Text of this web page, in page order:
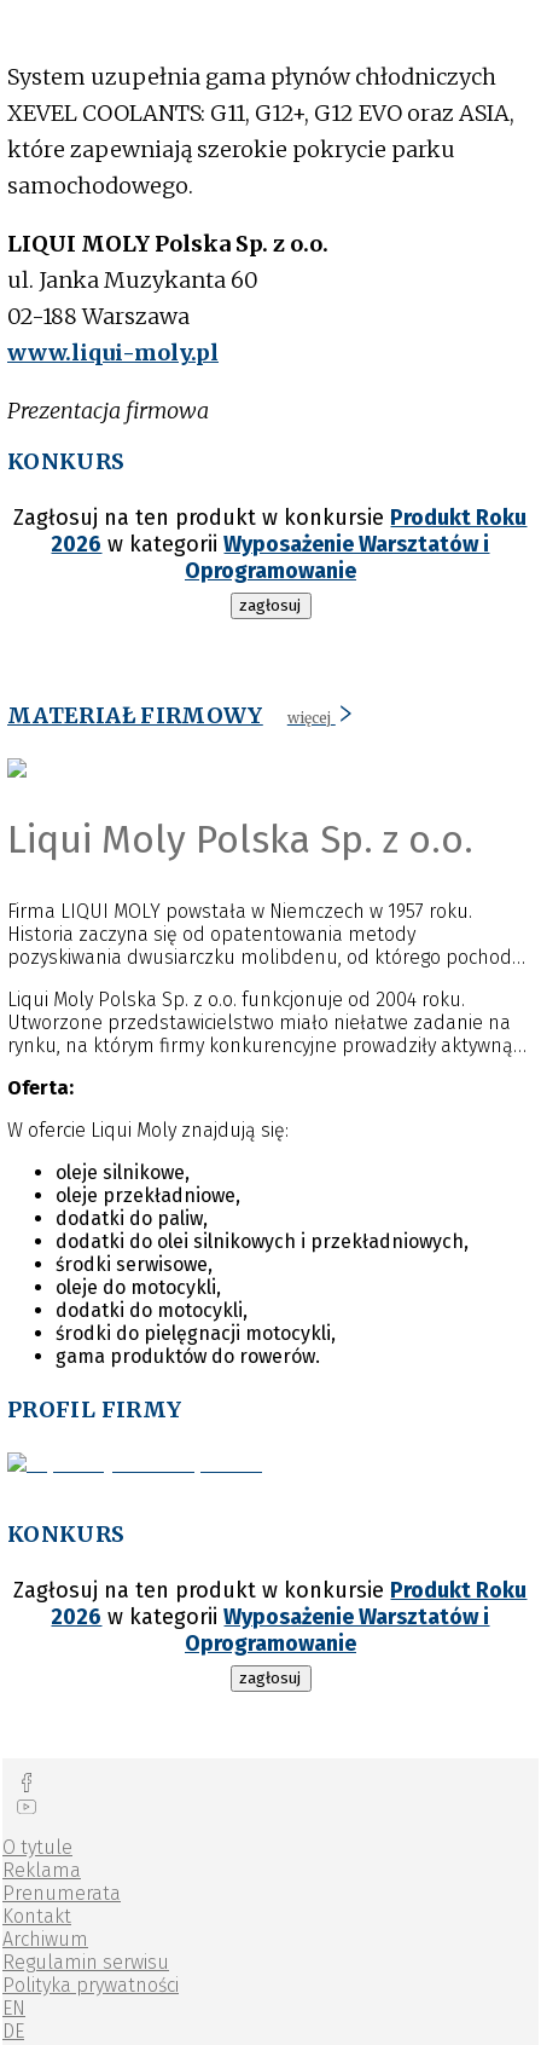
System uzupełnia gama płynów chłodniczych
XEVEL COOLANTS: G11, G12+, G12 EVO oraz ASIA,
które zapewniają szerokie pokrycie parku
samochodowego.
LIQUI MOLY Polska Sp. z o.o.
ul. Janka Muzykanta 60
02-188 Warszawa
www.liqui-moly.pl
Prezentacja firmowa
KONKURS
Zagłosuj na ten produkt w konkursie Produkt Roku
2026 w kategorii Wyposażenie Warsztatów i
Oprogramowanie
zagłosuj
MATERIAŁ FIRMOWY więcej
Liqui Moly Polska Sp. z o.o.
Firma LIQUI MOLY powstała w Niemczech w 1957 roku.
Historia zaczyna się od opatentowania metody
pozyskiwania dwusiarczku molibdenu, od którego pochodzi
do olejów silnikowych przyczynił się do szybkiego sukcesu
rynkowego marki LIQUI MOLY. Dodany do oleju
zdecydowanie polepszał jego właściwości smarne, wydłużał
smarowania przez olej. Produkt szybko docenili kierowcy na
całym świecie. Dziś, po blisko 60 latach działalności, nasza
oferta obejmuje oleje silnikowe i przekładniowe do
pojazdów silnikowych, całą gamę dodatków do oleju, paliwa i
układów chłodzenia oraz produkty warsztatowe,
eksploatacyjne i pielęgnacyjne. Są one dostępne w ponad
110 krajach na całym świecie.
Liqui Moly Polska Sp. z o.o. funkcjonuje od 2004 roku.
Utworzone przedstawicielstwo miało niełatwe zadanie na
rynku, na którym firmy konkurencyjne prowadziły aktywną
odwaga opłaciły się.
Oferta:
W ofercie Liqui Moly znajdują się:
oleje silnikowe,
oleje przekładniowe,
dodatki do paliw,
dodatki do olei silnikowych i przekładniowych,
środki serwisowe,
oleje do motocykli,
dodatki do motocykli,
środki do pielęgnacji motocykli,
gama produktów do rowerów.
PROFIL FIRMY
KONKURS
Zagłosuj na ten produkt w konkursie Produkt Roku
2026 w kategorii Wyposażenie Warsztatów i
Oprogramowanie
zagłosuj
O tytule
Reklama
Prenumerata
Kontakt
Archiwum
Regulamin serwisu
Polityka prywatności
EN
DE